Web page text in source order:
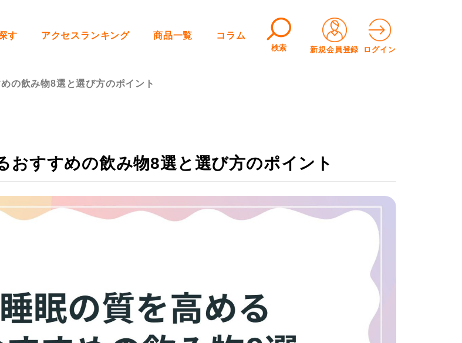
す アクセスランキング 商品一覧 コラム
検索 新規会員登録 ログイン
の飲み物8選と選び方のポイント
おすすめの飲み物8選と選び方のポイント